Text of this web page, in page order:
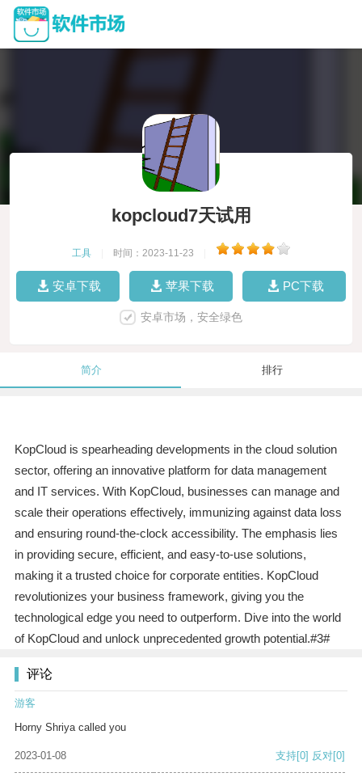
kopcloud7天试用
工具 时间：2023-11-23
安卓下载 苹果下载 PC下载
安卓市场，安全绿色
简介 排行
KopCloud is spearheading developments in the cloud solution
sector, offering an innovative platform for data management
and IT services. With KopCloud, businesses can manage and
scale their operations effectively, immunizing against data loss
and ensuring round-the-clock accessibility. The emphasis lies
in providing secure, efficient, and easy-to-use solutions,
making it a trusted choice for corporate entities. KopCloud
revolutionizes your business framework, giving you the
technological edge you need to outperform. Dive into the world
of KopCloud and unlock unprecedented growth potential.#3#
评论
游客
Horny Shriya called you
2023-01-08 支持[0] 反对[0]